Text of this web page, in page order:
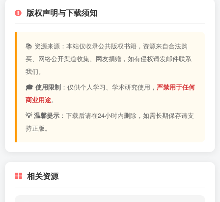
版权声明与下载须知
📚 资源来源：本站仅收录公共版权书籍，资源来自合法购
买、网络公开渠道收集、网友捐赠，如有侵权请发邮件联系
我们。
🎓 使用限制 ：仅供个人学习、学术研究使用， 严禁用于任何
商业用途。
💡 温馨提示 ：下载后请在24小时内删除，如需长期保存请支
持正版。
相关资源